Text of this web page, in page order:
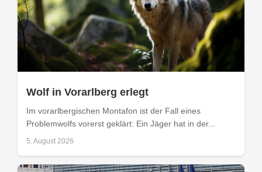
Wolf in Vorarlberg erlegt
Im vorarlbergischen Montafon ist der Fall eines
Problemwolfs vorerst geklärt: Ein Jäger hat in der...
5. August 2026